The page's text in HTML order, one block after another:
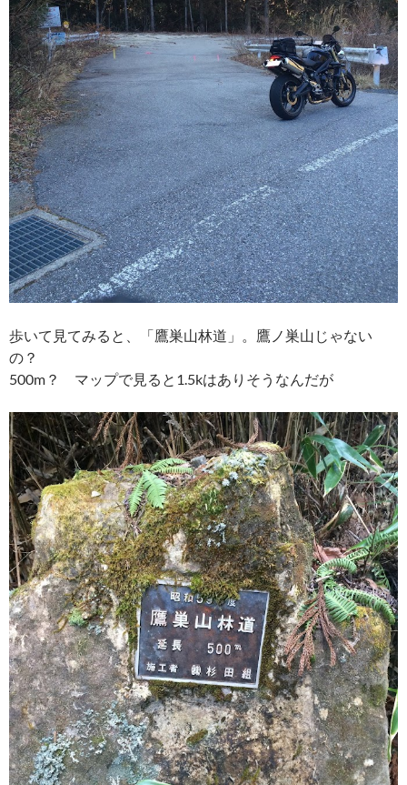
歩いて見てみると、「鷹巣山林道」。鷹ノ巣山じゃない
の？
500m？ マップで見ると1.5kはありそうなんだが